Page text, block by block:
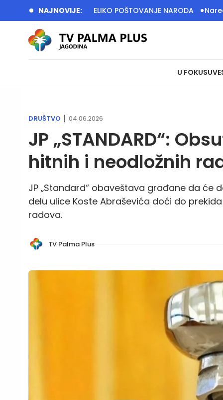
NAJNOVIJE:
SRBIJA IMA VELIKO POŠTOVANJE NARODA Naredne
U FOKUSU
DRUŠTVO 04.06.2026
JP „STANDARD“:
hitnih i neodložnih
JP „Standard“ obaveštava građane da će
delu ulice Koste Abraševića doći do
radova.
TV Palma Plus